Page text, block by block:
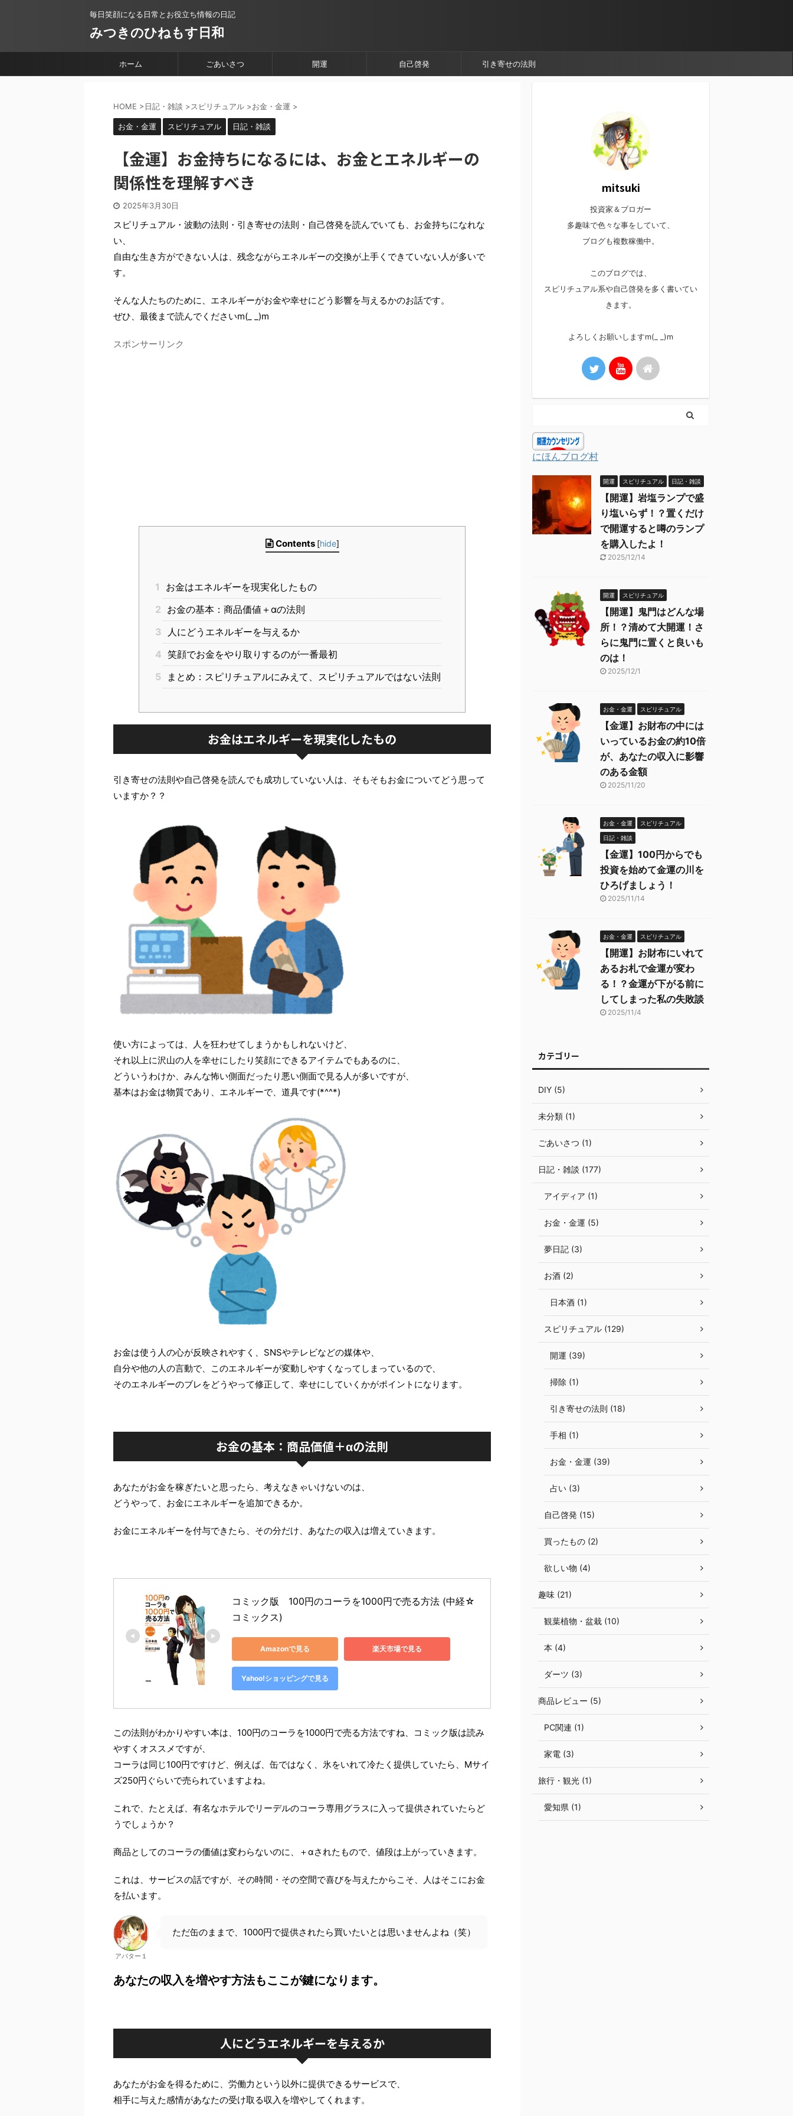
毎日笑顔になる日常とお役立ち情報の日記
みつきのひねもす日和
ホーム ごあいさつ 開運 自己啓発 引き寄せの法則
HOME >日記・雑談 >スピリチュアル >お金・金運 >
お金・金運 スピリチュアル 日記・雑談
【金運】お金持ちになるには、お金とエネルギーの
関係性を理解すべき
2025年3月30日
スピリチュアル・波動の法則・引き寄せの法則・自己啓発を読んでいても、お金持ちになれな
い、
自由な生き方ができない人は、残念ながらエネルギーの交換が上手くできていない人が多いで
す。
そんな人たちのために、エネルギーがお金や幸せにどう影響を与えるかのお話です。
ぜひ、最後まで読んでくださいm(_ _)m
スポンサーリンク
Contents [hide]
1
お金はエネルギーを現実化したもの
2 お金の基本：商品価値＋αの法則
3
人にどうエネルギーを与えるか
4 笑顔でお金をやり取りするのが一番最初
5
まとめ：スピリチュアルにみえて、スピリチュアルではない法則
お金はエネルギーを現実化したもの
引き寄せの法則や自己啓発を読んでも成功していない人は、そもそもお金についてどう思って
いますか？？
使い方によっては、人を狂わせてしまうかもしれないけど、
それ以上に沢山の人を幸せにしたり笑顔にできるアイテムでもあるのに、
どういうわけか、みんな怖い側面だったり悪い側面で見る人が多いですが、
基本はお金は物質であり、エネルギーで、道具です(*^^*)
お金は使う人の心が反映されやすく、SNSやテレビなどの媒体や、
自分や他の人の言動で、このエネルギーが変動しやすくなってしまっているので、
そのエネルギーのブレをどうやって修正して、幸せにしていくかがポイントになります。
お金の基本：商品価値＋αの法則
あなたがお金を稼ぎたいと思ったら、考えなきゃいけないのは、
どうやって、お金にエネルギーを追加できるか。
お金にエネルギーを付与できたら、その分だけ、あなたの収入は増えていきます。
コミック版　100円のコーラを1000円で売る方法 (中経☆
コミックス)
Amazonで見る 楽天市場で見る
Yahoo!ショッピングで見る
この法則がわかりやすい本は、100円のコーラを1000円で売る方法ですね、コミック版は読み
やすくオススメですが、
コーラは同じ100円ですけど、例えば、缶ではなく、氷をいれて冷たく提供していたら、Mサイ
ズ250円ぐらいで売られていますよね。
これで、たとえば、有名なホテルでリーデルのコーラ専用グラスに入って提供されていたらど
うでしょうか？
商品としてのコーラの価値は変わらないのに、＋αされたもので、値段は上がっていきます。
これは、サービスの話ですが、その時間・その空間で喜びを与えたからこそ、人はそこにお金
を払います。
アバター１
ただ缶のままで、1000円で提供されたら買いたいとは思いませんよね（笑）
あなたの収入を増やす方法もここが鍵になります。
人にどうエネルギーを与えるか
あなたがお金を得るために、労働力という以外に提供できるサービスで、
相手に与えた感情があなたの受け取る収入を増やしてくれます。
mitsuki
投資家＆ブロガー
多趣味で色々な事をしていて、
ブログも複数稼働中。
このブログでは、
スピリチュアル系や自己啓発を多く書いてい
きます。
よろしくお願いしますm(_ _)m
にほんブログ村
開運 スピリチュアル 日記・雑談
【開運】岩塩ランプで盛
り塩いらず！？置くだけ
で開運すると噂のランプ
を購入したよ！
2025/12/14
開運 スピリチュアル
【開運】鬼門はどんな場
所！？清めて大開運！さ
らに鬼門に置くと良いも
のは！
2025/12/1
お金・金運 スピリチュアル
【金運】お財布の中には
いっているお金の約10倍
が、あなたの収入に影響
のある金額
2025/11/20
お金・金運 スピリチュアル
日記・雑談
【金運】100円からでも
投資を始めて金運の川を
ひろげましょう！
2025/11/14
お金・金運 スピリチュアル
【開運】お財布にいれて
あるお札で金運が変わ
る！？金運が下がる前に
してしまった私の失敗談
2025/11/4
カテゴリー
DIY (5)
未分類 (1)
ごあいさつ (1)
日記・雑談 (177)
アイディア (1)
お金・金運 (5)
夢日記 (3)
お酒 (2)
日本酒 (1)
スピリチュアル (129)
開運 (39)
掃除 (1)
引き寄せの法則 (18)
手相 (1)
お金・金運 (39)
占い (3)
自己啓発 (15)
買ったもの (2)
欲しい物 (4)
趣味 (21)
観葉植物・盆栽 (10)
本 (4)
ダーツ (3)
商品レビュー (5)
PC関連 (1)
家電 (3)
旅行・観光 (1)
愛知県 (1)